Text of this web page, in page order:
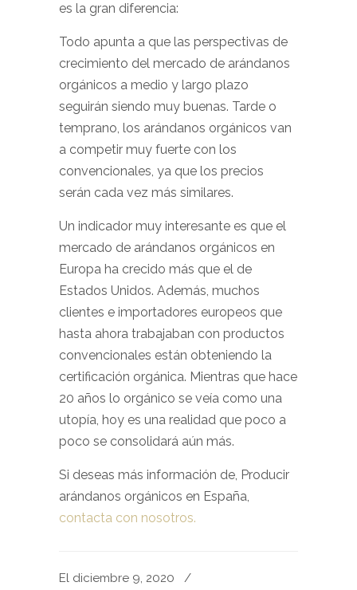
es la gran diferencia:
Todo apunta a que las perspectivas de
crecimiento del mercado de arándanos
orgánicos a medio y largo plazo
seguirán siendo muy buenas. Tarde o
temprano, los arándanos orgánicos van
a competir muy fuerte con los
convencionales, ya que los precios
serán cada vez más similares.
Un indicador muy interesante es que el
mercado de arándanos orgánicos en
Europa ha crecido más que el de
Estados Unidos. Además, muchos
clientes e importadores europeos que
hasta ahora trabajaban con productos
convencionales están obteniendo la
certificación orgánica. Mientras que hace
20 años lo orgánico se veía como una
utopía, hoy es una realidad que poco a
poco se consolidará aún más.
Si deseas más información de, Producir
arándanos orgánicos en España,
contacta con nosotros.
El diciembre 9, 2020
/